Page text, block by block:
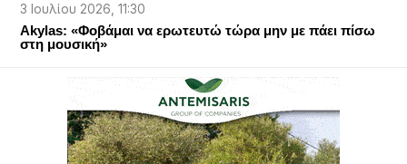
3 Ιουλίου 2026, 11:30
Akylas: «Φοβάμαι να ερωτευτώ τώρα μην με πάει πίσω
στη μουσική»